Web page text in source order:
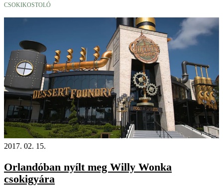
CSOKIKOSTOLÓ
2017. 02. 15.
Orlandóban nyílt meg Willy Wonka
csokigyára